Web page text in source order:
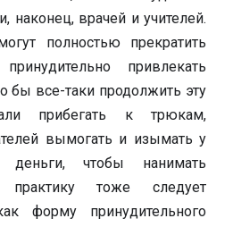
наконец, врачей и учителей.
полностью прекратить
привлекать
бы все-таки продолжить эту
прибегать к трюкам,
вымогать и изымать у
деньги, чтобы нанимать
тоже следует
форму принудительного